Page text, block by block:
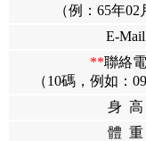
（例：65年02
E-Mail
**聯絡
（10碼，例如：
身 高
體 重